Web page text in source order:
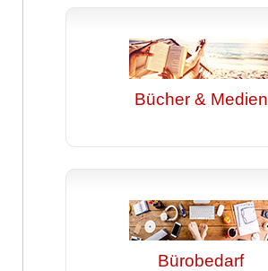
Bücher & Medien
Bürobedarf